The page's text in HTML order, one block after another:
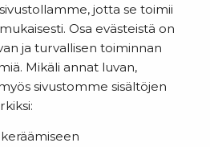
jotta se toimii
Osa evästeistä on
ja turvallisen toiminnan
Mikäli annat luvan,
sivustomme sisältöjen
liitto